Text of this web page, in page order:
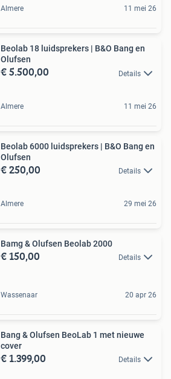
Almere 11 mei 26
Beolab 18 luidsprekers | B&O Bang en
Olufsen
€ 5.500,00 Details
Almere 11 mei 26
Beolab 6000 luidsprekers | B&O Bang en
Olufsen
€ 250,00 Details
Almere 29 mei 26
Bamg & Olufsen Beolab 2000
€ 150,00 Details
Wassenaar 20 apr 26
Bang & Olufsen BeoLab 1 met nieuwe
cover
€ 1.399,00 Details